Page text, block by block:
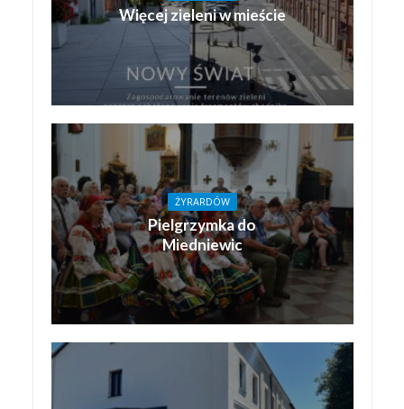
Więcej zieleni w mieście
ŻYRARDÓW
Pielgrzymka do
Miedniewic